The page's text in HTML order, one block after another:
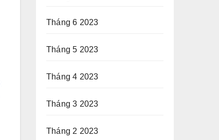
Tháng 6 2023
Tháng 5 2023
Tháng 4 2023
Tháng 3 2023
Tháng 2 2023